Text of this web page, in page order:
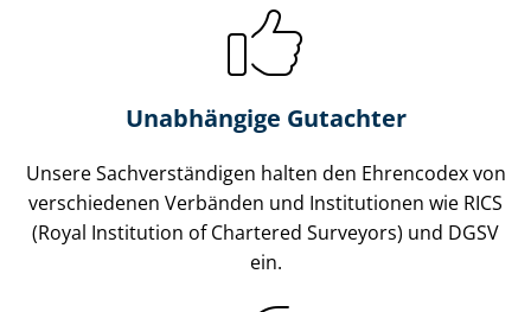
Unabhängige Gutachter
Unsere Sach­ver­stän­di­gen halten den Ehrencodex von
verschiedenen Verbänden und Institutionen wie RICS
(Royal Institution of Chartered Surveyors) und DGSV
ein.